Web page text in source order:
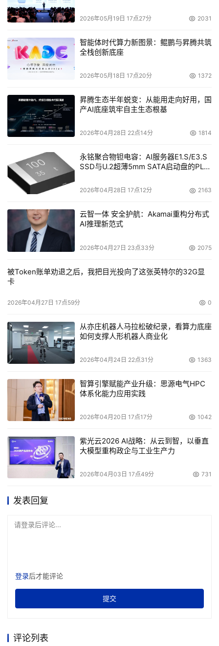
2026年05月19日 17点27分 2031
智能体时代算力新图景：鲲鹏与昇腾共筑
全栈创新底座
2026年05月18日 17点20分 1372
昇腾生态半年蜕变：从能用走向好用，国
产AI底座筑牢自主生态根基
2026年04月28日 22点14分 1814
永铭聚合物钽电容：AI服务器E1.S/E3.S
SSD与U.2超薄5mm SATA启动盘的PLP
2026年04月28日 17点12分 2163
云智一体 安全护航：Akamai重构分布式
AI推理新范式
2026年04月27日 23点33分 2075
被Token账单劝退之后，我把目光投向了这张英特尔的32G显
卡
2026年04月27日 17点59分 0
从亦庄机器人马拉松破纪录，看算力底座
如何支撑人形机器人商业化
2026年04月24日 22点31分 1363
智算引擎赋能产业升级：思源电气HPC
体系化能力应用实践
2026年04月20日 17点17分 1042
紫光云2026 AI战略：从云到智，以垂直
大模型重构政企与工业生产力
2026年04月03日 17点49分 731
发表回复
请登录后评论...
登录后才能评论
提交
评论列表